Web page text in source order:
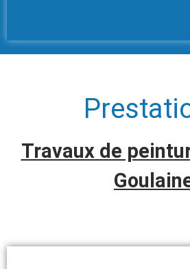
Travaux de